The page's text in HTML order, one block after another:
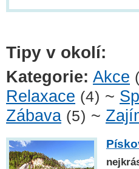
Tipy v okolí:
Kategorie: Akce
Relaxace (4) ~
Zábava (5) ~